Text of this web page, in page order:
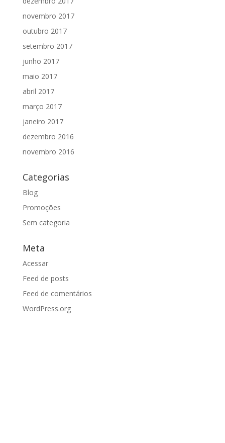
novembro 2017
outubro 2017
setembro 2017
junho 2017
maio 2017
abril 2017
março 2017
janeiro 2017
dezembro 2016
novembro 2016
Categorias
Blog
Promoções
Sem categoria
Meta
Acessar
Feed de posts
Feed de comentários
WordPress.org